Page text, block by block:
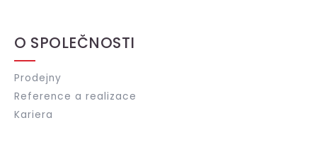
O SPOLEČNOSTI
Prodejny
Reference a realizace
Kariera